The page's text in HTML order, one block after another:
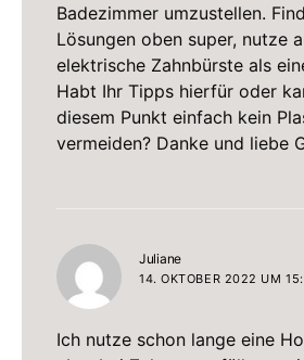
Badezimmer umzustellen.
Lösungen oben super, nutze
elektrische Zahnbürste als
Habt Ihr Tipps hierfür oder
diesem Punkt einfach kein
vermeiden? Danke und liebe
Julianesagt:
14. OKTOBER 2022 UM
Ich nutze schon lange eine